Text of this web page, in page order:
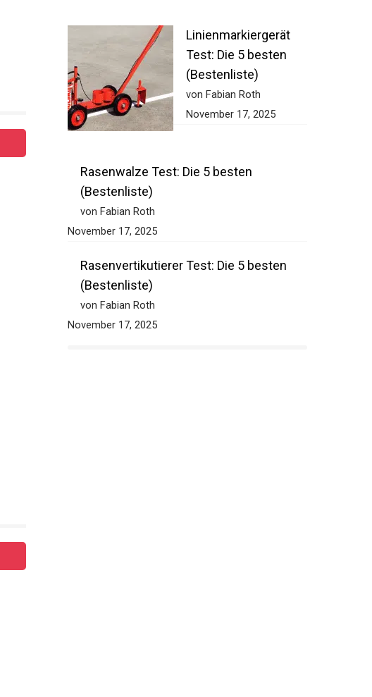
Linienmarkiergerät
Test: Die 5 besten
(Bestenliste)
von Fabian Roth
November 17, 2025
Rasenwalze Test: Die 5 besten
(Bestenliste)
von Fabian Roth
November 17, 2025
Rasenvertikutierer Test: Die 5 besten
(Bestenliste)
von Fabian Roth
November 17, 2025